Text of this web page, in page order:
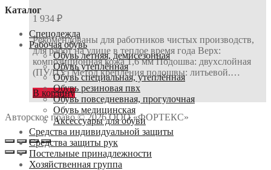
1 934 ₽
Рекомендованы для работников чистых производств,
для работ на улице в теплое время года Верх:
композиционная кожа 1,6 мм Подошва: двухслойная
(ПУ/ПУ) Метод крепления подошвы: литьевой.…
В корзину
Авторское право © 2026 ООО «ФОРТЕКС»
Каталог
Спецодежда
Рабочая обувь
Обувь летняя, демисезонная
Обувь утеплённая
Обувь специальная, утеплённая
Обувь резиновая пвх
Обувь повседневная, прогулочная
Обувь медицинская
Аксессуары для обуви
Средства индивидуальной защиты
Средства защиты рук
Постельные принадлежности
Хозяйственная группа